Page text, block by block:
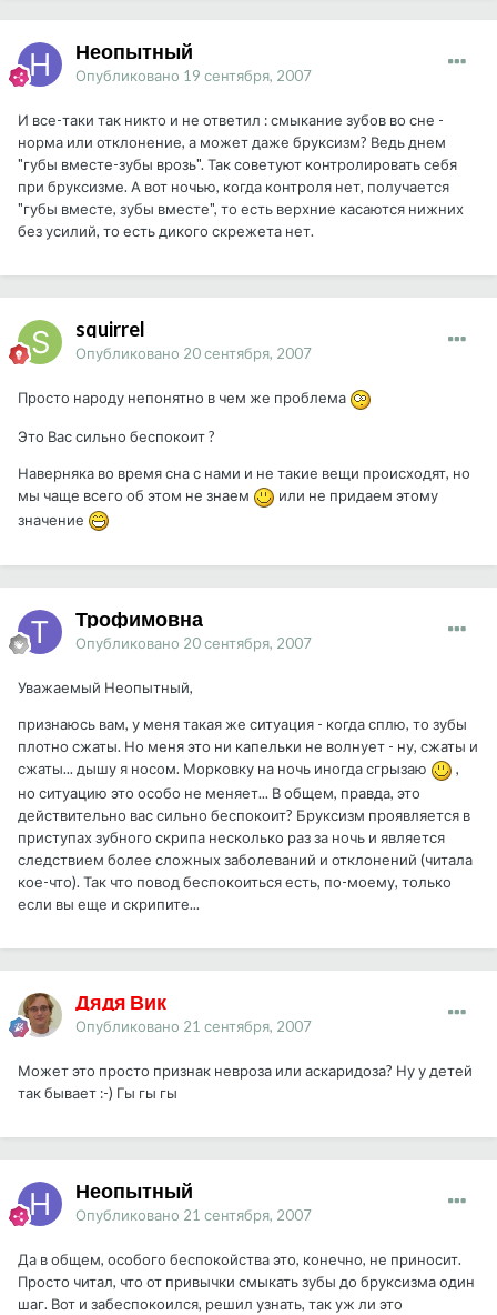
Неопытный
Опубликовано 19 сентября, 2007
И все-таки так никто и не ответил : смыкание зубов во сне -
норма или отклонение, а может даже бруксизм? Ведь днем
"губы вместе-зубы врозь". Так советуют контролировать себя
при бруксизме. А вот ночью, когда контроля нет, получается
"губы вместе, зубы вместе", то есть верхние касаются нижних
без усилий, то есть дикого скрежета нет.
squirrel
Опубликовано 20 сентября, 2007
Просто народу непонятно в чем же проблема
Это Вас сильно беспокоит ?
Наверняка во время сна с нами и не такие вещи происходят, но
мы чаще всего об этом не знаем
или не придаем этому
значение
Трофимовна
Опубликовано 20 сентября, 2007
Уважаемый Неопытный,
признаюсь вам, у меня такая же ситуация - когда сплю, то зубы
плотно сжаты. Но меня это ни капельки не волнует - ну, сжаты и
сжаты... дышу я носом. Морковку на ночь иногда сгрызаю
,
но ситуацию это особо не меняет... В общем, правда, это
действительно вас сильно беспокоит? Бруксизм проявляется в
приступах зубного скрипа несколько раз за ночь и является
следствием более сложных заболеваний и отклонений (читала
кое-что). Так что повод беспокоиться есть, по-моему, только
если вы еще и скрипите...
Дядя Вик
Опубликовано 21 сентября, 2007
Может это просто признак невроза или аскаридоза? Ну у детей
так бывает :-) Гы гы гы
Неопытный
Опубликовано 21 сентября, 2007
Да в общем, особого беспокойства это, конечно, не приносит.
Просто читал, что от привычки смыкать зубы до бруксизма один
шаг. Вот и забеспокоился, решил узнать, так уж ли это